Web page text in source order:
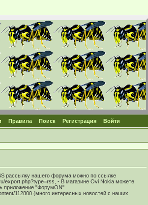
Правила Поиск Регистрация Войти
рассылку нашего форума можно по ссылке
export.php?type=rss, - В магазине Ovi Nokia можете
приложение "ФорумON"
112800 (много интересных новостей с наших